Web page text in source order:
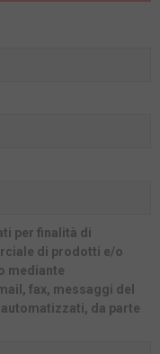
per finalità di
di prodotti e/o
mediante
fax, messaggi del
da parte